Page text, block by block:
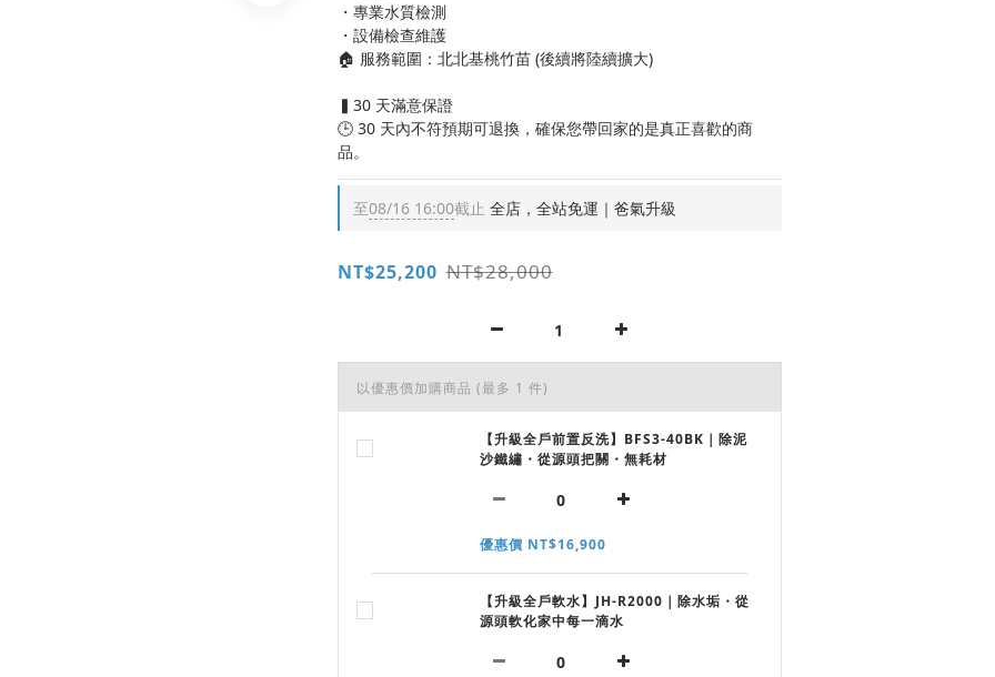
・專業水質檢測
・設備檢查維護
🏠 服務範圍：北北基桃竹苗 (後續將陸續擴大)
▍30 天滿意保證
🕒 30 天內不符預期可退換，確保您帶回家的是真正喜歡的商
品。
至08/16 16:00截止 全店，全站免運｜爸氣升級
NT$25,200 NT$28,000
以優惠價加購商品 (最多 1 件)
【升級全戶前置反洗】BFS3-40BK｜除泥
沙鐵繡・從源頭把關・無耗材
優惠價 NT$16,900
【升級全戶軟水】JH-R2000｜除水垢・從
源頭軟化家中每一滴水